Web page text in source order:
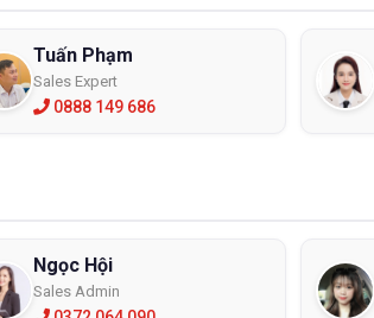
Tuấn Phạm
Sales Expert
0888 149 686
Ngọc Hội
Sales Admin